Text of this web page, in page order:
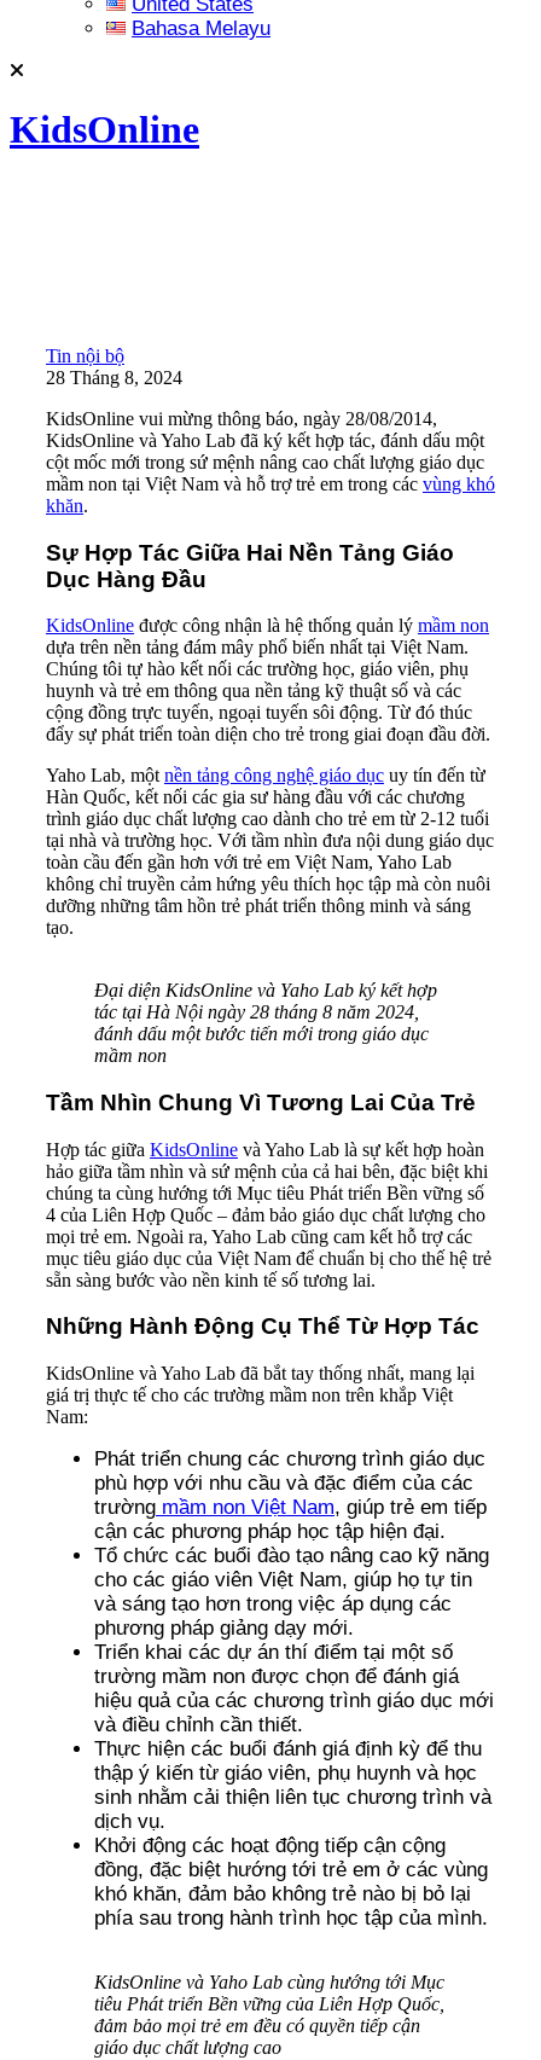
Bahasa Melayu
KidsOnline
Tin nội bộ
28 Tháng 8, 2024
KidsOnline vui mừng thông báo, ngày 28/08/2014,
KidsOnline và Yaho Lab đã ký kết hợp tác, đánh dấu một
cột mốc mới trong sứ mệnh nâng cao chất lượng giáo dục
mầm non tại Việt Nam và hỗ trợ trẻ em trong các vùng khó
khăn.
Sự Hợp Tác Giữa Hai Nền Tảng Giáo
Dục Hàng Đầu
KidsOnline được công nhận là hệ thống quản lý mầm non
dựa trên nền tảng đám mây phổ biến nhất tại Việt Nam.
Chúng tôi tự hào kết nối các trường học, giáo viên, phụ
huynh và trẻ em thông qua nền tảng kỹ thuật số và các
cộng đồng trực tuyến, ngoại tuyến sôi động. Từ đó thúc
đẩy sự phát triển toàn diện cho trẻ trong giai đoạn đầu đời.
Yaho Lab, một nền tảng công nghệ giáo dục uy tín đến từ
Hàn Quốc, kết nối các gia sư hàng đầu với các chương
trình giáo dục chất lượng cao dành cho trẻ em từ 2-12 tuổi
tại nhà và trường học. Với tầm nhìn đưa nội dung giáo dục
toàn cầu đến gần hơn với trẻ em Việt Nam, Yaho Lab
không chỉ truyền cảm hứng yêu thích học tập mà còn nuôi
dưỡng những tâm hồn trẻ phát triển thông minh và sáng
tạo.
Đại diện KidsOnline và Yaho Lab ký kết hợp
tác tại Hà Nội ngày 28 tháng 8 năm 2024,
đánh dấu một bước tiến mới trong giáo dục
mầm non
Tầm Nhìn Chung Vì Tương Lai Của Trẻ
Hợp tác giữa KidsOnline và Yaho Lab là sự kết hợp hoàn
hảo giữa tầm nhìn và sứ mệnh của cả hai bên, đặc biệt khi
chúng ta cùng hướng tới Mục tiêu Phát triển Bền vững số
4 của Liên Hợp Quốc – đảm bảo giáo dục chất lượng cho
mọi trẻ em. Ngoài ra, Yaho Lab cũng cam kết hỗ trợ các
mục tiêu giáo dục của Việt Nam để chuẩn bị cho thế hệ trẻ
sẵn sàng bước vào nền kinh tế số tương lai.
Những Hành Động Cụ Thể Từ Hợp Tác
KidsOnline và Yaho Lab đã bắt tay thống nhất, mang lại
giá trị thực tế cho các trường mầm non trên khắp Việt
Nam:
Phát triển chung các chương trình giáo dục
phù hợp với nhu cầu và đặc điểm của các
trường mầm non Việt Nam, giúp trẻ em tiếp
cận các phương pháp học tập hiện đại.
Tổ chức các buổi đào tạo nâng cao kỹ năng
cho các giáo viên Việt Nam, giúp họ tự tin
và sáng tạo hơn trong việc áp dụng các
phương pháp giảng dạy mới.
Triển khai các dự án thí điểm tại một số
trường mầm non được chọn để đánh giá
hiệu quả của các chương trình giáo dục mới
và điều chỉnh cần thiết.
Thực hiện các buổi đánh giá định kỳ để thu
thập ý kiến từ giáo viên, phụ huynh và học
sinh nhằm cải thiện liên tục chương trình và
dịch vụ.
Khởi động các hoạt động tiếp cận cộng
đồng, đặc biệt hướng tới trẻ em ở các vùng
khó khăn, đảm bảo không trẻ nào bị bỏ lại
phía sau trong hành trình học tập của mình.
KidsOnline và Yaho Lab cùng hướng tới Mục
tiêu Phát triển Bền vững của Liên Hợp Quốc,
đảm bảo mọi trẻ em đều có quyền tiếp cận
giáo dục chất lượng cao